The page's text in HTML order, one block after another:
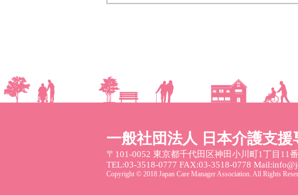
一般社団法人 日本介護支援
〒101-0052 東京都千代田区神田小川町1丁目11
TEL:03-3518-0777 FAX:03-3518-0778
Copyright © 2018 Japan Care Manager Association. All Rights